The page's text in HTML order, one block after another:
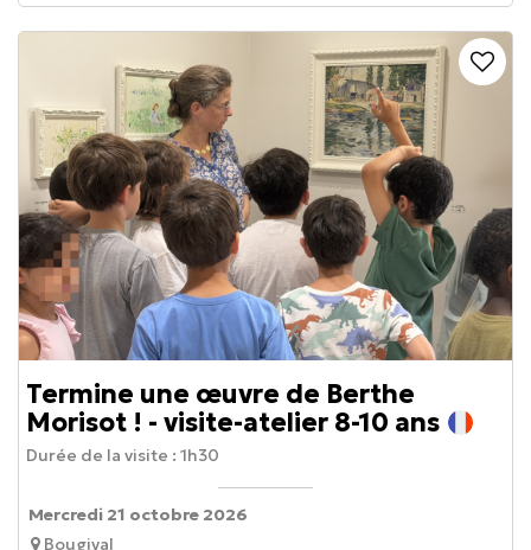
Termine une œuvre de Berthe
Morisot ! - visite-atelier 8-10 ans
Bougival
Durée de la visite : 1h30
Mercredi 21 octobre 2026